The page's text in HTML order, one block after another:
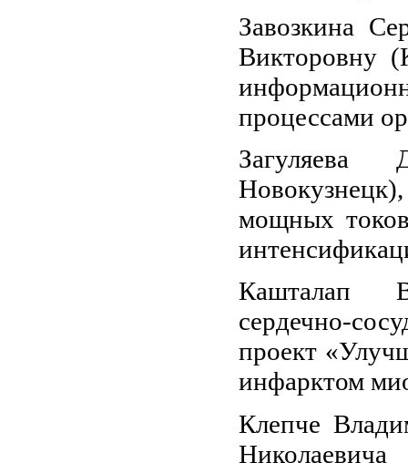
Завозкина
Викторовну
процессами
Загуляева
мощных
Кашталап
сердечно-
проект
инфарктом
Клепче